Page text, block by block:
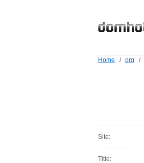
Home / org /
Site:
Title: